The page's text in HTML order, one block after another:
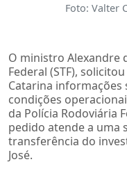
Foto: Valter
O ministro Alexandre
Federal (STF),
Catarina informações
condições
da Polícia Rodoviária
pedido atende a uma
transferência do
José.